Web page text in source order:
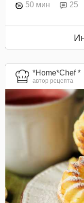
50 мин 25
*Home*Chef *
автор рецепта